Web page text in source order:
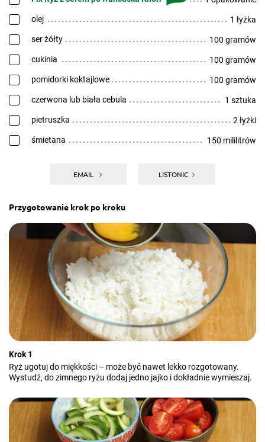
olej 1 łyżka
ser żółty 100 gramów
cukinia 100 gramów
pomidorki koktajlowe 100 gramów
czerwona lub biała cebula 1 sztuka
pietruszka 2 łyżki
śmietana 150 mililitrów
EMAIL LISTONIC
Przygotowanie krok po kroku
Krok 1
Ryż ugotuj do miękkości – może być nawet lekko rozgotowany.
Wystudź, do zimnego ryżu dodaj jedno jajko i dokładnie wymieszaj.